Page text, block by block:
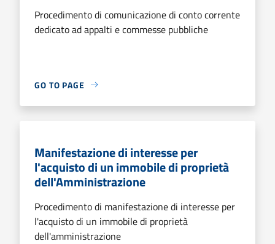
Procedimento di comunicazione di conto corrente
dedicato ad appalti e commesse pubbliche
GO TO PAGE
Manifestazione di interesse per
l'acquisto di un immobile di proprietà
dell'Amministrazione
Procedimento di manifestazione di interesse per
l'acquisto di un immobile di proprietà
dell'amministrazione